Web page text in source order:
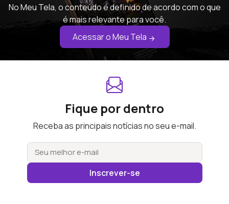
No Meu Tela, o conteúdo é definido de acordo com o que
é mais relevante para você.
Acessar o Meu Tela
Fique por dentro
Receba as principais notícias no seu e-mail.
Inscrever-se